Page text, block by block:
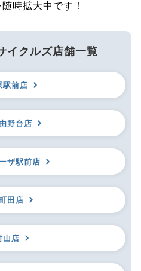
時拡大中です！
イクルズ店舗一覧
駅前店
野台店
ザ駅前店
田店
山店